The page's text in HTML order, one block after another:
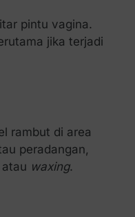
pintu vagina.
jika terjadi
rambut di area
peradangan,
waxing.